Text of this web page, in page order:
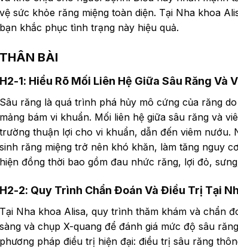
vệ sức khỏe răng miệng toàn diện. Tại Nha khoa
bạn khắc phục tình trạng này hiệu quả.
THÂN BÀI
H2-1: Hiểu Rõ Mối Liên Hệ Giữa Sâu Răng Và
Sâu răng là quá trình phá hủy mô cứng của răng
mảng bám vi khuẩn. Mối liên hệ giữa sâu răng và
trường thuận lợi cho vi khuẩn, dẫn đến viêm nướu.
sinh răng miệng trở nên khó khăn, làm tăng nguy
hiện đồng thời bao gồm đau nhức răng, lợi đỏ,
H2-2: Quy Trình Chẩn Đoán Và Điều Trị Tại
Tại Nha khoa Alisa, quy trình thăm khám và chẩn
sàng và chụp X-quang để đánh giá mức độ sâu
phương pháp điều trị hiện đại: điều trị sâu răng